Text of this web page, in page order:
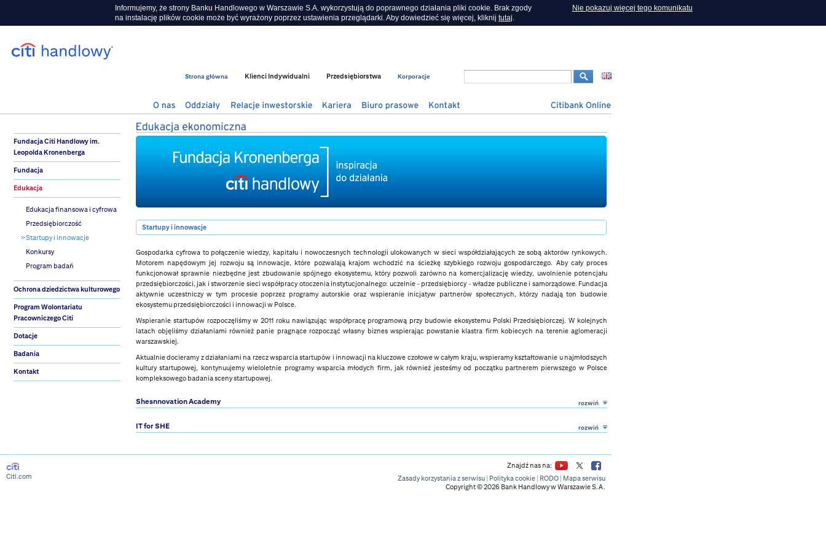
Informujemy, że strony Banku Handlowego w Warszawie S.A. wykorzystują do poprawnego działania pliki cookie. Brak zgody
na instalację plików cookie może być wyrażony poprzez ustawienia przeglądarki. Aby dowiedzieć się więcej, kliknij tutaj.
Nie pokazuj więcej tego komunikatu
Strona główna Klienci Indywidualni Przedsiębiorstwa Korporacje
Fundacja Citi Handlowy im.
Leopolda Kronenberga
Fundacja
Edukacja
Edukacja finansowa i cyfrowa
Przedsiębiorczość
Startupy i innowacje
Konkursy
Program badań
Ochrona dziedzictwa kulturowego
Program Wolontariatu
Pracowniczego Citi
Dotacje
Badania
Kontakt
Startupy i innowacje
Gospodarka cyfrowa to połączenie wiedzy, kapitału i nowoczesnych technologii ulokowanych w sieci współdziałających ze sobą aktorów rynkowych.
Motorem napędowym jej rozwoju są innowacje, które pozwalają krajom wchodzić na ścieżkę szybkiego rozwoju gospodarczego. Aby cały proces
funkcjonował sprawnie niezbędne jest zbudowanie spójnego ekosystemu, który pozwoli zarówno na komercjalizację wiedzy, uwolnienie potencjału
przedsiębiorczości, jak i stworzenie sieci współpracy otoczenia instytucjonalnego: uczelnie - przedsiębiorcy - władze publiczne i samorządowe. Fundacja
aktywnie uczestniczy w tym procesie poprzez programy autorskie oraz wspieranie inicjatyw partnerów społecznych, którzy nadają ton budowie
ekosystemu przedsiębiorczości i innowacji w Polsce.
Wspieranie startupów rozpoczęliśmy w 2011 roku nawiązując współpracę programową przy budowie ekosystemu Polski Przedsiębiorczej. W kolejnych
latach objęliśmy działaniami również panie pragnące rozpocząć własny biznes wspierając powstanie klastra firm kobiecych na terenie aglomeracji
warszawskiej.
Aktualnie docieramy z działaniami na rzecz wsparcia startupów i innowacji na kluczowe czołowe w całym kraju, wspieramy kształtowanie u najmłodszych
kultury startupowej, kontynuujemy wieloletnie programy wsparcia młodych firm, jak również jesteśmy od początku partnerem pierwszego w Polsce
kompleksowego badania sceny startupowej.
Shesnnovation Academy rozwiń
IT for SHE rozwiń
Citi.com
Znajdź nas na:
Zasady korzystania z serwisu | Polityka cookie | RODO | Mapa serwisu
Copyright ©2026 Bank Handlowy w Warszawie S.A.